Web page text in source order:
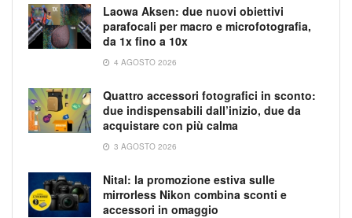
Laowa Aksen: due nuovi obiettivi
parafocali per macro e microfotografia,
da 1x fino a 10x
4 AGOSTO 2026
Quattro accessori fotografici in sconto:
due indispensabili dall’inizio, due da
acquistare con più calma
3 AGOSTO 2026
Nital: la promozione estiva sulle
mirrorless Nikon combina sconti e
accessori in omaggio